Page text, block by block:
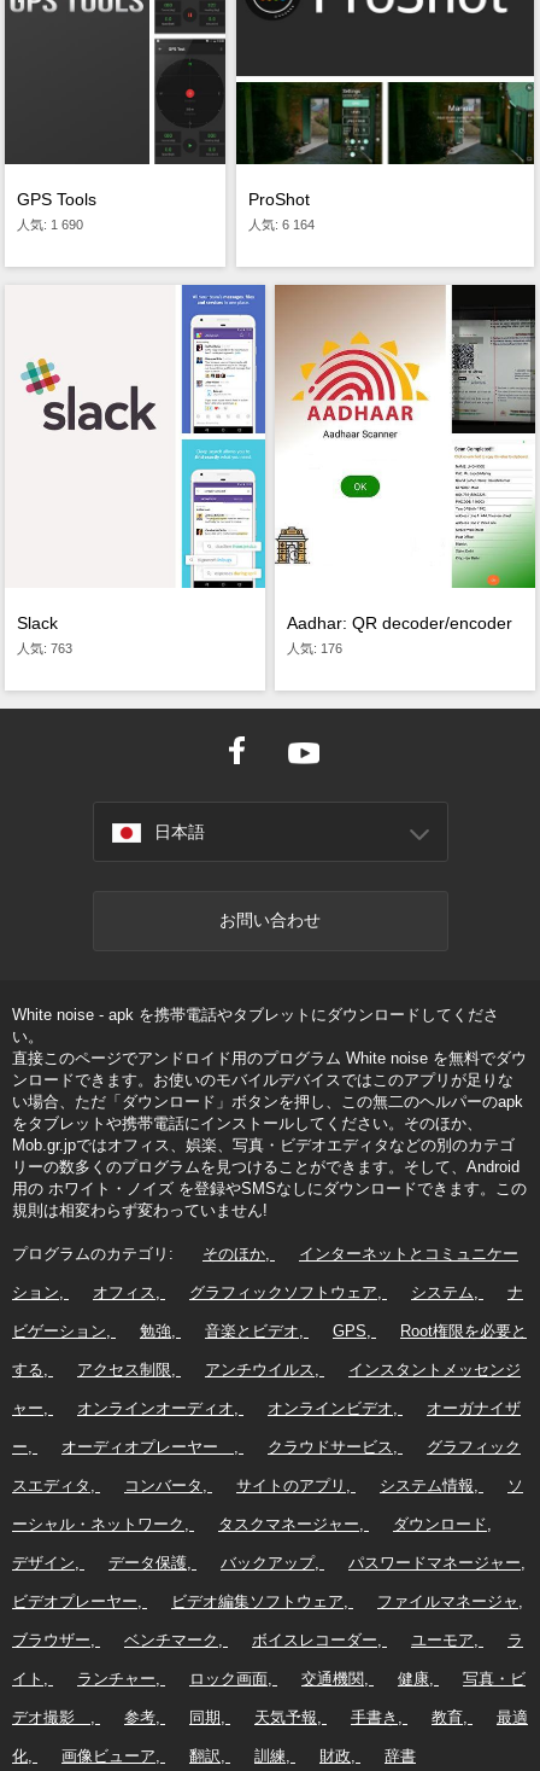
GPS Tools
人気: 1 690
ProShot
人気: 6 164
Slack
人気: 763
Aadhar: QR decoder/encoder
人気: 176
日本語
お問い合わせ
White noise - apk を携帯電話やタブレットにダウンロードしてくださ
い。
直接このページでアンドロイド用のプログラム White noise を無料でダウ
ンロードできます。お使いのモバイルデバイスではこのアプリが足りな
い場合、ただ「ダウンロード」ボタンを押し、この無二のヘルパーのapk
をタブレットや携帯電話にインストールしてください。そのほか、
Mob.gr.jpではオフィス、娯楽、写真・ビデオエディタなどの別のカテゴ
リーの数多くのプログラムを見つけることができます。そして、Android
用の ホワイト・ノイズ を登録やSMSなしにダウンロードできます。この
規則は相変わらず変わっていません!
プログラムのカテゴリ: そのほか インターネットとコミュニケー
ション オフィス グラフィックソフトウェア システム ナ
ビゲーション 勉強 音楽とビデオ GPS Root権限を必要と
する アクセス制限 アンチウイルス インスタントメッセンジ
ャー オンラインオーディオ オンラインビデオ オーガナイザ
ー オーディオプレーヤー クラウドサービス グラフィック
スエディタ コンバータ サイトのアプリ システム情報 ソ
ーシャル・ネットワーク タスクマネージャー ダウンロード
デザイン データ保護 バックアップ パスワードマネージャー
ビデオプレーヤー ビデオ編集ソフトウェア ファイルマネージャ
ブラウザー ベンチマーク ボイスレコーダー ユーモア ラ
イト ランチャー ロック画面 交通機関 健康 写真・ビ
デオ撮影 参考 同期 天気予報 手書き 教育 最適
化 画像ビューア 翻訳 訓練 財政 辞書